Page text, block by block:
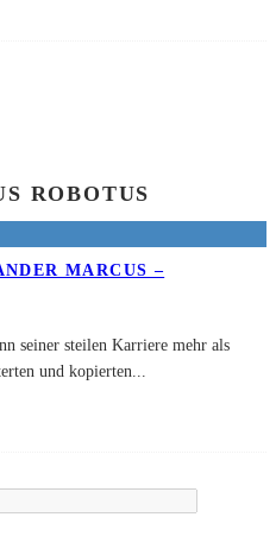
ROBOTUS
MARCUS –
seiner steilen Karriere mehr als
und kopierten